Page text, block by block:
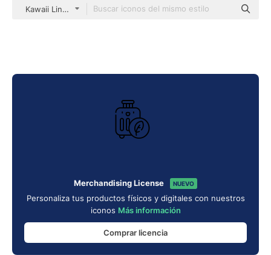
Kawaii Lineal
Merchandising License NUEVO
Personaliza tus productos físicos y digitales con nuestros
iconos Más información
Comprar licencia